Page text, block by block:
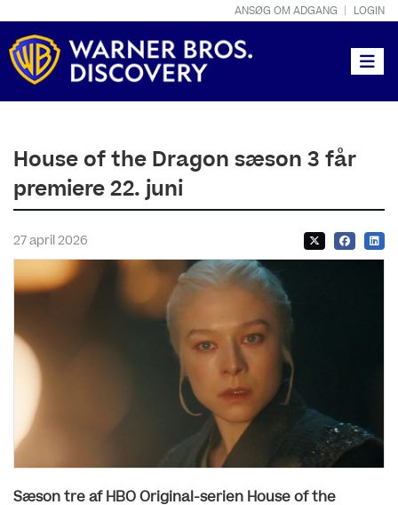
ANSØG OM ADGANG LOGIN
House of the Dragon sæson 3 får
premiere 22. juni
27 april 2026
Sæson tre af HBO Original-serien House of the